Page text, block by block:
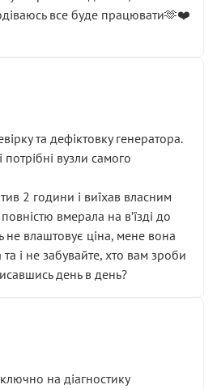
все буде працювати🫶❤️
та дефіктовку генератора.
потрібні вузли самого
2 години і виїхав власним
вмерала на вʼїзді до
не влаштовує ціна, мене вона
і не забувайте, хто вам зроби
день в день?
на діагностику